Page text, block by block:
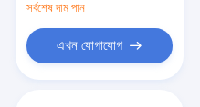
সর্বশেষ দাম পান
এখন যোগাযোগ